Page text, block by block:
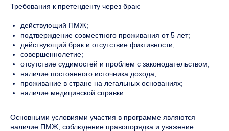
Требования к претенденту через брак:
действующий ПМЖ;
подтверждение совместного проживания от 5 лет;
действующий брак и отсутствие фиктивности;
совершеннолетие;
отсутствие судимостей и проблем с законодательством;
наличие постоянного источника дохода;
проживание в стране на легальных основаниях;
наличие медицинской справки.
Основными условиями участия в программе являются
наличие ПМЖ, соблюдение правопорядка и уважение